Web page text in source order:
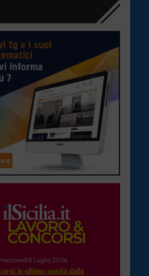
8 Luglio 2026
le ultime novità dalla